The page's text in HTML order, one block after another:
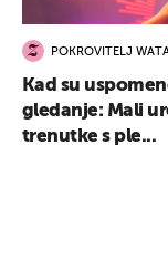
POKROVITELJ
Kad su
gledanje: Mali
trenutke s ple...